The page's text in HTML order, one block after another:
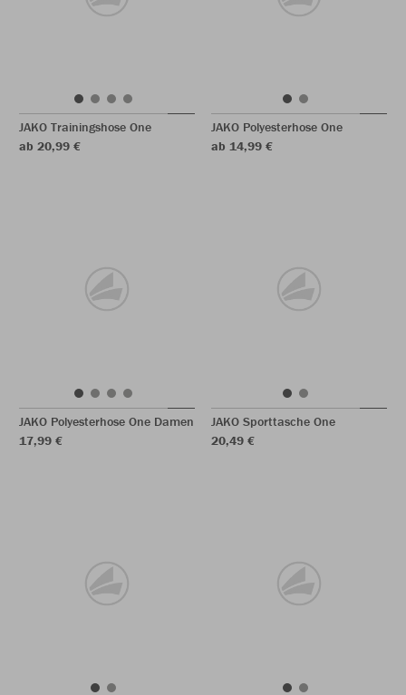
JAKO Trainingshose One
ab 20,99 €
JAKO Polyesterhose One
ab 14,99 €
JAKO Polyesterhose One Damen
17,99 €
JAKO Sporttasche One
20,49 €